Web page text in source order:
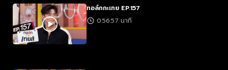
ทอล์กกะเทย EP.157
0:56:57 นาที